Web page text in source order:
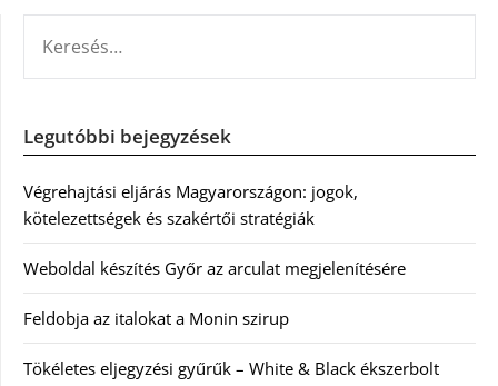
Legutóbbi bejegyzések
Végrehajtási eljárás Magyarországon: jogok,
kötelezettségek és szakértői stratégiák
Weboldal készítés Győr az arculat megjelenítésére
Feldobja az italokat a Monin szirup
Tökéletes eljegyzési gyűrűk – White & Black ékszerbolt